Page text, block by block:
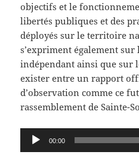
objectifs et le
libertés publiques et des
déployés sur le territoire
s’expriment également
indépendant ainsi que sur
exister entre un rapport
d’observation comme ce
rassemblement de Sainte-
Lecteur
audio
00:00